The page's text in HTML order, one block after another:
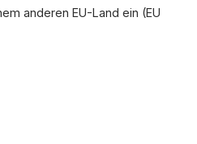
anderen EU-Land ein (EU